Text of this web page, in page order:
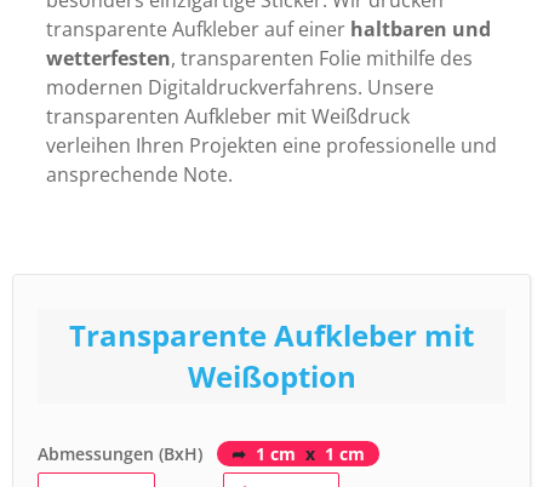
transparente Aufkleber auf einer haltbaren und
wetterfesten, transparenten Folie mithilfe des
modernen Digitaldruckverfahrens. Unsere
transparenten Aufkleber mit Weißdruck
verleihen Ihren Projekten eine professionelle und
ansprechende Note.
Transparente Aufkleber mit
Weißoption
Abmessungen (BxH) ➦ 1 cm x 1 cm